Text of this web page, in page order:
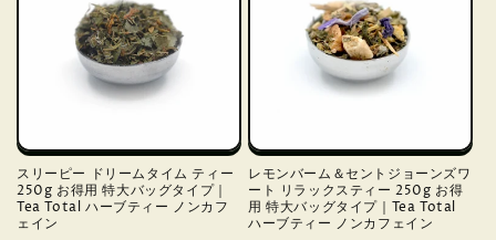
スリーピー ドリームタイム ティー
250g お得用 特大バッグタイプ｜
Tea Total ハーブティー ノンカフ
ェイン
レモンバーム＆セントジョーンズワ
ート リラックスティー 250g お得
用 特大バッグタイプ｜Tea Total
ハーブティー ノンカフェイン